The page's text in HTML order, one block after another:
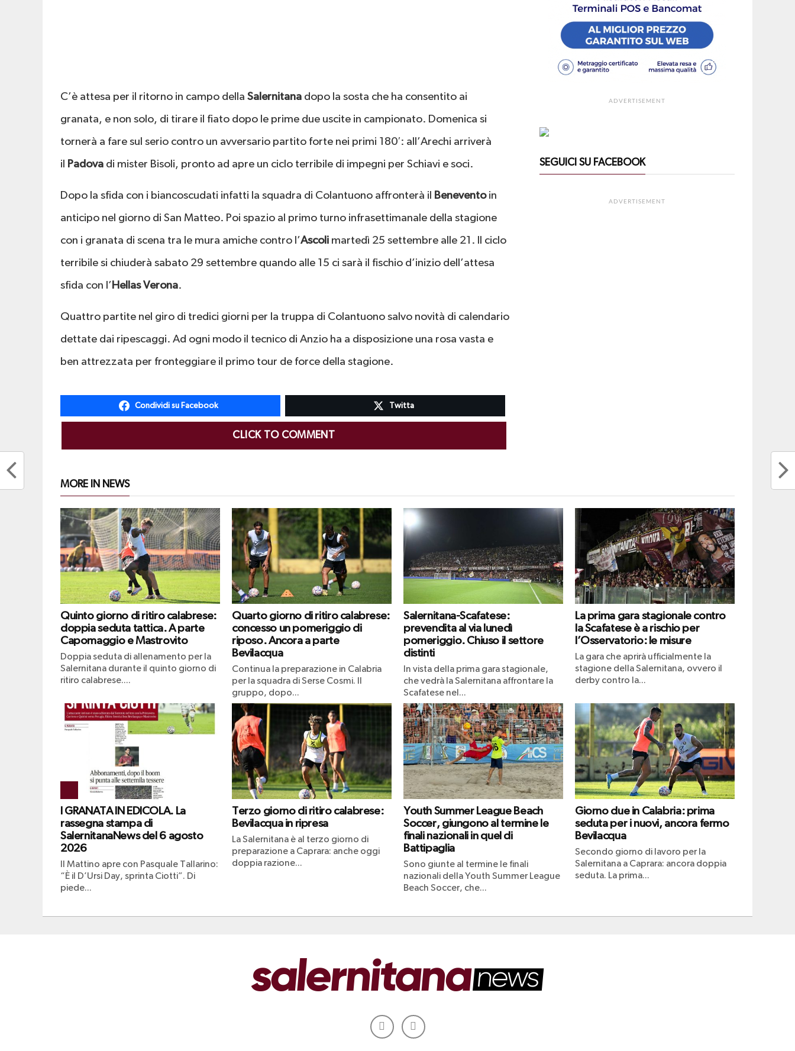
C’è attesa per il ritorno in campo della Salernitana dopo la sosta che ha consentito ai
granata, e non solo, di tirare il fiato dopo le prime due uscite in campionato. Domenica si
tornerà a fare sul serio contro un avversario partito forte nei primi 180′: all’Arechi arriverà
il
Padova di mister Bisoli, pronto ad apre un ciclo terribile di impegni per Schiavi e soci.
Dopo la sfida con i biancoscudati infatti la squadra di Colantuono affronterà il Benevento in
anticipo nel giorno di San Matteo. Poi spazio al primo turno infrasettimanale della stagione
con i granata di scena tra le mura amiche contro l’Ascoli martedì 25 settembre alle 21. Il ciclo
terribile si chiuderà sabato 29 settembre quando alle 15 ci sarà il fischio d’inizio dell’attesa
sfida con l’ Hellas Verona.
Quattro partite nel giro di tredici giorni per la truppa di Colantuono salvo novità di calendario
dettate dai ripescaggi. Ad ogni modo il tecnico di Anzio ha a disposizione una rosa vasta e
ben attrezzata per fronteggiare il primo tour de force della stagione.
Condividi su Facebook Twitta
CLICK TO COMMENT
ADVERTISEMENT
SEGUICI SU FACEBOOK
ADVERTISEMENT
MORE IN NEWS
Quinto giorno di ritiro calabrese:
doppia seduta tattica. A parte
Capomaggio e Mastrovito
Doppia seduta di allenamento per la
Salernitana durante il quinto giorno di
ritiro calabrese....
Quarto giorno di ritiro calabrese:
concesso un pomeriggio di
riposo. Ancora a parte
Bevilacqua
Continua la preparazione in Calabria
per la squadra di Serse Cosmi. Il
gruppo, dopo...
Salernitana-Scafatese:
prevendita al via lunedì
pomeriggio. Chiuso il settore
distinti
In vista della prima gara stagionale,
che vedrà la Salernitana affrontare la
Scafatese nel...
La prima gara stagionale contro
la Scafatese è a rischio per
l’Osservatorio: le misure
La gara che aprirà ufficialmente la
stagione della Salernitana, ovvero il
derby contro la...
I GRANATA IN EDICOLA. La
rassegna stampa di
SalernitanaNews del 6 agosto
2026
Il Mattino apre con Pasquale Tallarino:
“È il D’Ursi Day, sprinta Ciotti”. Di
piede...
Terzo giorno di ritiro calabrese:
Bevilacqua in ripresa
La Salernitana è al terzo giorno di
preparazione a Caprara: anche oggi
doppia razione...
Youth Summer League Beach
Soccer, giungono al termine le
finali nazionali in quel di
Battipaglia
Sono giunte al termine le finali
nazionali della Youth Summer League
Beach Soccer, che...
Giorno due in Calabria: prima
seduta per i nuovi, ancora fermo
Bevilacqua
Secondo giorno di lavoro per la
Salernitana a Caprara: ancora doppia
seduta. La prima...